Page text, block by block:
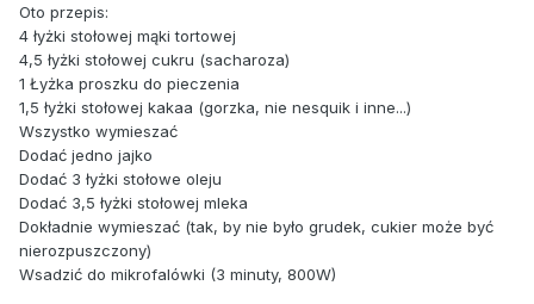
Oto przepis:
4 łyżki stołowej mąki tortowej
4,5 łyżki stołowej cukru (sacharoza)
1 Łyżka proszku do pieczenia
1,5 łyżki stołowej kakaa (gorzka, nie nesquik i inne...)
Wszystko wymieszać
Dodać jedno jajko
Dodać 3 łyżki stołowe oleju
Dodać 3,5 łyżki stołowej mleka
Dokładnie wymieszać (tak, by nie było grudek, cukier może być
nierozpuszczony)
Wsadzić do mikrofalówki (3 minuty, 800W)